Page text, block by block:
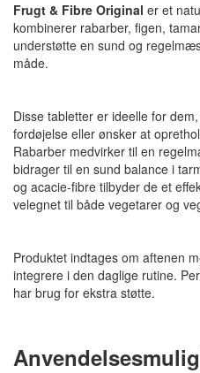
Frugt & Fibre Original er et
kombinerer rabarber, figen,
understøtte en sund og
måde.
Disse tabletter er ideelle for
fordøjelse eller ønsker at
Rabarber medvirker til en
bidrager til en sund balance i
og acacie-fibre tilbyder de et
velegnet til både vegetarer og
Produktet indtages om aftenen
integrere i den daglige rutine.
har brug for ekstra støtte.